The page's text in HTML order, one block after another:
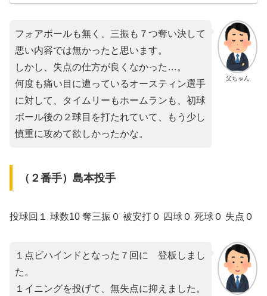
父ちゃん
フォアボールも無く、三振も７つ奪い決して
悪い内容では無かったと思います。
しかし、失点の仕方が良くなかった…。
何度も痛い目に遭っているオースティン選手
に対して、タイムリーもホームランも、初球
ボール後の２球目を打たれていて、もう少し
慎重に攻めて欲しかったかな。
（２番手）島本投手
投球回１ 球数10 奪三振０ 被安打０ 四球０ 死球０ 失点０
１点ビハインドとなった７回に゙登板しまし
た。
１イニングを投げて、無失点に抑えました。